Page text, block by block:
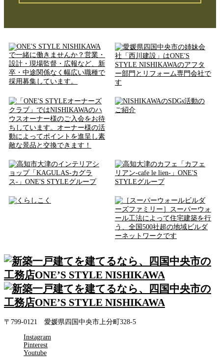
〒799-0121 愛媛県四国中央市上分町328-5
Instagram
Pinterest
Youtube